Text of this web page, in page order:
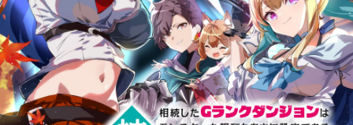
オーバーラップノベルスf